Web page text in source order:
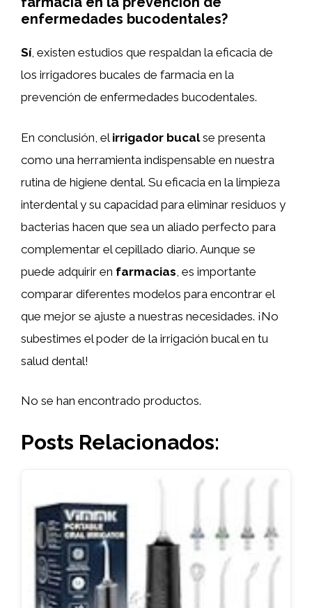
enfermedades bucodentales?
Sí, existen estudios que respaldan la eficacia de
los irrigadores bucales de farmacia en la
prevención de enfermedades bucodentales.
En conclusión, el irrigador bucalse presenta
como una herramienta indispensable en nuestra
rutina de higiene dental. Su eficacia en la limpieza
interdental y su capacidad para eliminar residuos y
bacterias hacen que sea un aliado perfecto para
complementar el cepillado diario. Aunque se
puede adquirir en farmacias , es importante
comparar diferentes modelos para encontrar el
que mejor se ajuste a nuestras necesidades. ¡No
subestimes el poder de la irrigación bucal en tu
salud dental!
No se han encontrado productos.
Posts Relacionados: